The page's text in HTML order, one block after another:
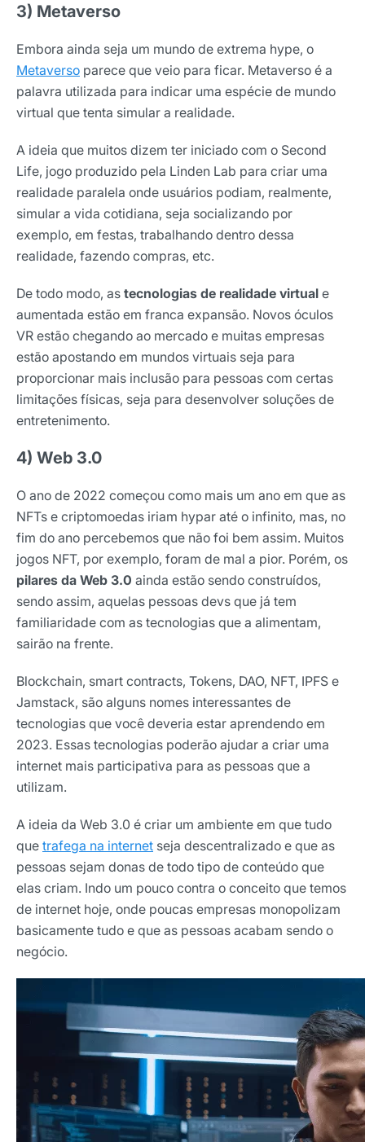
3) Metaverso
Embora ainda seja um mundo de extrema hype, o
Metaverso parece que veio para ficar. Metaverso é a
palavra utilizada para indicar uma espécie de mundo
virtual que tenta simular a realidade.
A ideia que muitos dizem ter iniciado com o Second
Life, jogo produzido pela Linden Lab para criar uma
realidade paralela onde usuários podiam, realmente,
simular a vida cotidiana, seja socializando por
exemplo, em festas, trabalhando dentro dessa
realidade, fazendo compras, etc.
De todo modo, as tecnologias de realidade virtual e
aumentada estão em franca expansão. Novos óculos
VR estão chegando ao mercado e muitas empresas
estão apostando em mundos virtuais seja para
proporcionar mais inclusão para pessoas com certas
limitações físicas, seja para desenvolver soluções de
entretenimento.
4) Web 3.0
O ano de 2022 começou como mais um ano em que as
NFTs e criptomoedas iriam hypar até o infinito, mas, no
fim do ano percebemos que não foi bem assim. Muitos
jogos NFT, por exemplo, foram de mal a pior. Porém, os
pilares da Web 3.0 ainda estão sendo construídos,
sendo assim, aquelas pessoas devs que já tem
familiaridade com as tecnologias que a alimentam,
sairão na frente.
Blockchain, smart contracts, Tokens, DAO, NFT, IPFS e
Jamstack, são alguns nomes interessantes de
tecnologias que você deveria estar aprendendo em
2023. Essas tecnologias poderão ajudar a criar uma
internet mais participativa para as pessoas que a
utilizam.
A ideia da Web 3.0 é criar um ambiente em que tudo
que trafega na internet seja descentralizado e que as
pessoas sejam donas de todo tipo de conteúdo que
elas criam. Indo um pouco contra o conceito que temos
de internet hoje, onde poucas empresas monopolizam
basicamente tudo e que as pessoas acabam sendo o
negócio.